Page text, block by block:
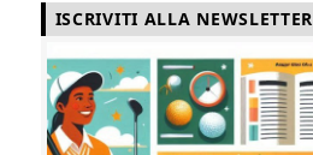
ISCRIVITI ALLA NEWSLETTER